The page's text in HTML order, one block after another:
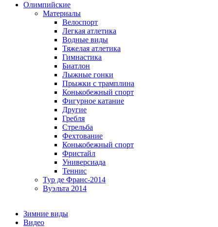
Олимпийские
Материалы
Велоспорт
Легкая атлетика
Водные виды
Тяжелая атлетика
Гимнастика
Биатлон
Лыжные гонки
Прыжки с трамплина
Конькобежный спорт
Фигурное катание
Другие
Гребля
Стрельба
Фехтование
Конькобежный спорт
Фристайл
Универсиада
Теннис
Тур де Франс-2014
Вуэльта 2014
Зимние виды
Видео